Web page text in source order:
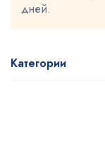
Категории
дней.